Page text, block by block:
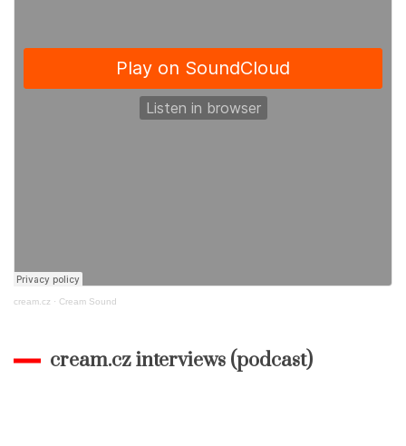
cream.cz · Cream Sound
cream.cz interviews (podcast)